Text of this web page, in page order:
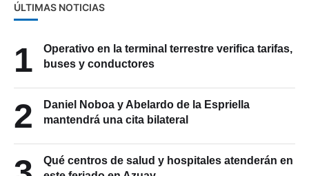
ÚLTIMAS NOTICIAS
1
Operativo en la terminal terrestre verifica tarifas,
buses y conductores
2
Daniel Noboa y Abelardo de la Espriella
mantendrá una cita bilateral
Qué centros de salud y hospitales atenderán en